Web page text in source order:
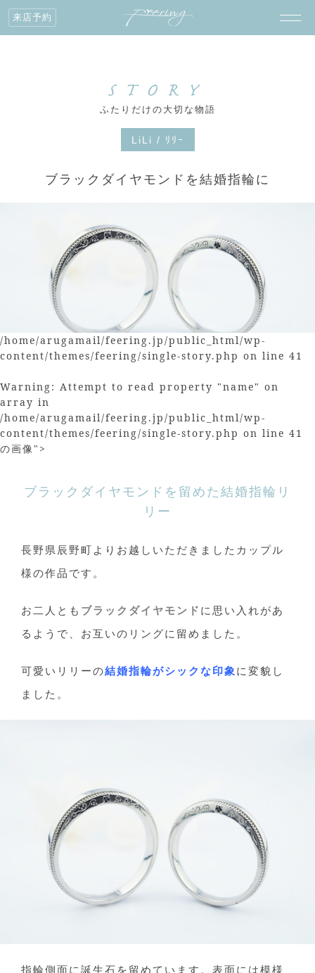
来店予約
STORY
ふたりだけの大切な物語
LiLi / ﾘﾘｰ
ブラックダイヤモンドを結婚指輪に
/home/arugamail/feering.jp/public_html/wp-
content/themes/feering/single-story.php on line 41
Warning: Attempt to read property "name" on
array in
/home/arugamail/feering.jp/public_html/wp-
content/themes/feering/single-story.php on line 41
の画像">
ブラックダイヤモンドを留めた結婚指輪リ
リー
長野県辰野町よりお越しいただきましたカップル
様の作品です。
お二人とも ブラックダイヤモンド に思い入れがあ
るようで、お互いのリングに留めました。
可愛いリリーの結婚指輪がシックな印象 に変貌し
ました。
指輪側面に誕生石を留めています。表面には模様